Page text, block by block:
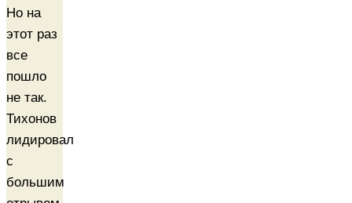
Но на
этот раз
все
пошло
не так.
Тихонов
лидировал
с
большим